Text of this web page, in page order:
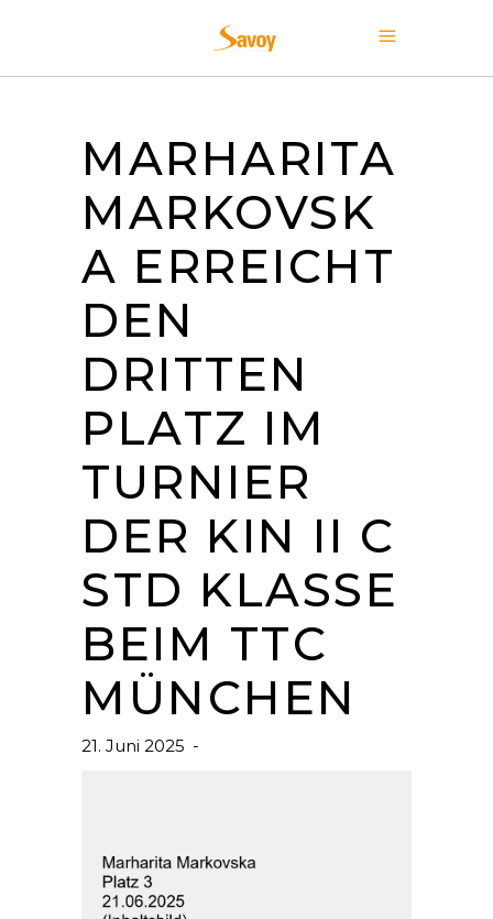
MARHARITA
MARKOVSK
A ERREICHT
DEN
DRITTEN
PLATZ IM
TURNIER
DER KIN II C
STD KLASSE
BEIM TTC
MÜNCHEN
21. Juni 2025